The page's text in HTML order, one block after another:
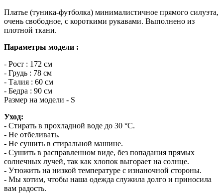
Платье (туника-футболка) минималистичное прямого силуэта,
очень свободное, с короткими рукавами. Выполнено из
плотной ткани.
Параметры модели :
- Рост : 172 см
- Грудь : 78 см
- Талия : 60 см
- Бедра : 90 см
Размер на модели - S
Уход:
- Стирать в прохладной воде до 30 °C.
- Не отбеливать.
- Не сушить в стиральной машине.
- Сушить в расправленном виде, без попадания прямых
солнечных лучей, так как хлопок выгорает на солнце.
- Утюжить на низкой температуре с изнаночной стороны.
- Мы хотим, чтобы наша одежда служила долго и приносила
вам радость.